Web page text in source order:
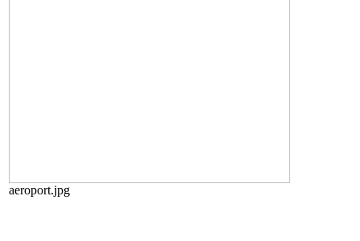
aeroport.jpg